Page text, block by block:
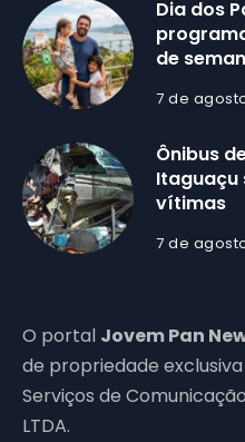
Dia dos
de
7 de
Ônibus
Itaguaçu
vítimas
7 de
O portal Jovem Pan
de propriedade
Serviços de
LTDA.